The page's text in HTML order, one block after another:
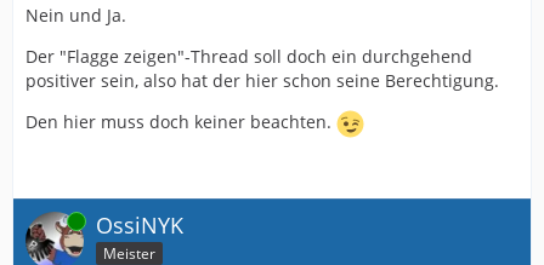
Nein und Ja.
Der "Flagge zeigen"-Thread soll doch ein durchgehend
positiver sein, also hat der hier schon seine Berechtigung.
Den hier muss doch keiner beachten.
Online OssiNYK
Meister